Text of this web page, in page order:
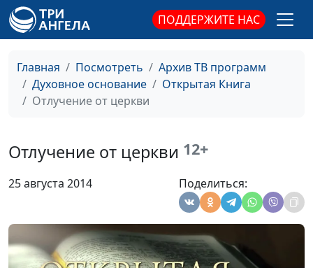
ПОДДЕРЖИТЕ НАС
Главная Посмотреть
Архив ТВ программ
Духовное основание
Открытая Книга
Отлучение от церкви
Отлучение от церкви 12+
25 августа 2014 Поделиться:
Религиозный выбор.
Свобода совести в Библии
Юлия Синицына,
Олег Гончаров,
магистр богословия
Религиозный экстремизм
магистр богословия
Библейский взгляд на
Юлия Синицына,
Олег Гончаров,
священнослужитель,
Библейский брак
Юлия Синицына,